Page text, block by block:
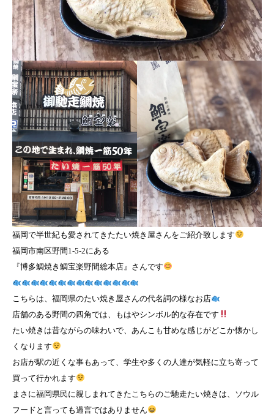
福岡で半世紀も愛されてきたたい焼き屋さんをご紹介致します
福岡市南区野間1-5-2にある
『博多鯛焼き鯛宝楽野間総本店』さんです
こちらは、福岡県のたい焼き屋さんの代名詞の様なお店
店舗のある野間の四角では、もはやシンボル的な存在です
たい焼きは昔ながらの味わいで、あんこも甘めな感じがどこか懐かし
くなります
お店が駅の近くな事もあって、学生や多くの人達が気軽に立ち寄って
買って行かれます
まさに福岡県民に親しまれてきたこちらのご馳走たい焼きは、ソウル
フードと言っても過言ではありません